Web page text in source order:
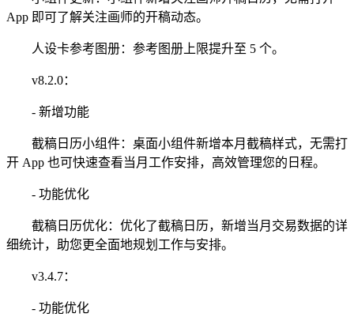
App 即可了解关注画师的开稿动态。
人设卡参考图册：参考图册上限提升至 5 个。
v8.2.0：
- 新增功能
截稿日历小组件：桌面小组件新增本月截稿样式，无需打
开 App 也可快速查看当月工作安排，高效管理您的日程。
- 功能优化
截稿日历优化：优化了截稿日历，新增当月交易数据的详
细统计，助您更全面地规划工作与安排。
v3.4.7：
- 功能优化